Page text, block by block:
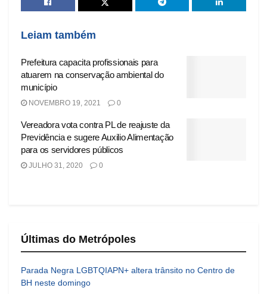
Leiam também
Prefeitura capacita profissionais para
atuarem na conservação ambiental do
município
NOVEMBRO 19, 2021 0
Vereadora vota contra PL de reajuste da
Previdência e sugere Auxilio Alimentação
para os servidores públicos
JULHO 31, 2020 0
Últimas do Metrópoles
Parada Negra LGBTQIAPN+ altera trânsito no Centro de
BH neste domingo